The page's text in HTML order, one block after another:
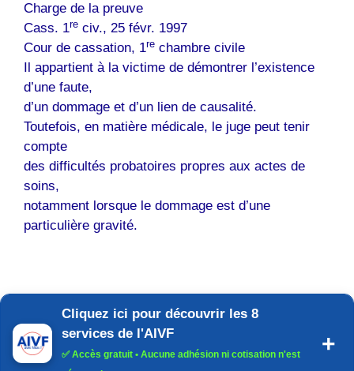
Charge de la preuve
Cass. 1re civ., 25 févr. 1997
Cour de cassation, 1re chambre civile
Il appartient à la victime de démontrer l’existence
d’une faute,
d’un dommage et d’un lien de causalité.
Toutefois, en matière médicale, le juge peut tenir
compte
des difficultés probatoires propres aux actes de
soins,
notamment lorsque le dommage est d’une
particulière gravité.
Cliquez ici pour découvrir les 8
services de l'AIVF
✅Accès gratuit • Aucune adhésion ni cotisation n'est